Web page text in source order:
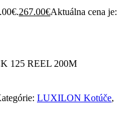
267.00€Aktuálna cena je:
125 REEL 200M
LUXILON Kotúče,